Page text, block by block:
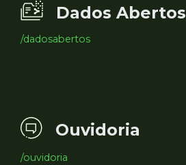
Dados Abertos
/dadosabertos
Ouvidoria
/ouvidoria